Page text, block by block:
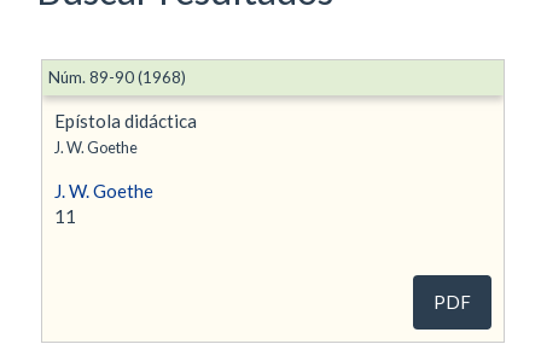
Epístola didáctica
J. W. Goethe
J. W. Goethe
11
Núm. 89-90 (1968)
PDF